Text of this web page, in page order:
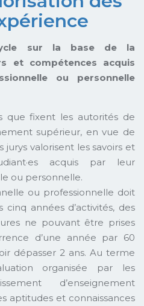
sur la base de la
et compétences acquis
ou personnelle
que fixent les autorités de
supérieur, en vue de
jurys valorisent les savoirs et
acquis par leur
ou personnelle.
ou professionnelle doit
années d’activités, des
ne pouvant être prises
d’une année par 60
dépasser 2 ans. Au terme
organisée par les
d’enseignement
aptitudes et connaissances